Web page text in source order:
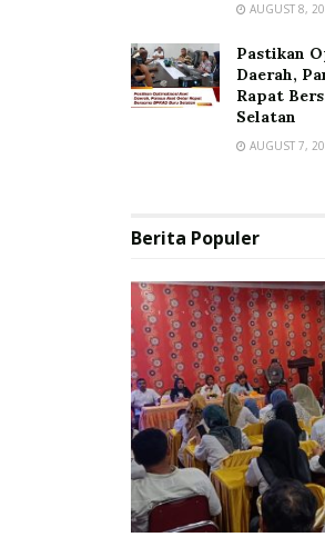
AUGUST 8,
Pastikan
Daerah,
Rapat
Selatan
AUGUST 7,
Berita Populer